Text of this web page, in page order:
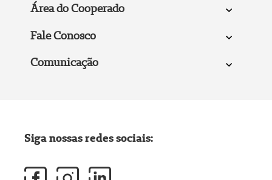
Área do Cooperado
Fale Conosco
Comunicação
Siga nossas redes sociais: